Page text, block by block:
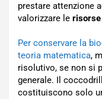
prestare attenzione
valorizzare le
Per conservare la
teoria matematica,
risolutivo, se non si
generale. Il
costituiscono solo